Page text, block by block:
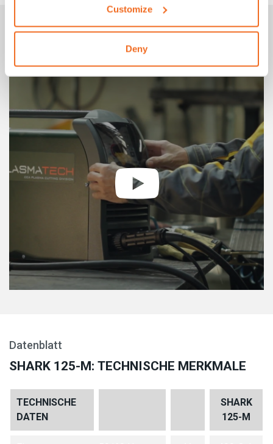
Customize
Deny
Bildergalerie
SHARK 125-M AT WORK
Datenblatt
SHARK 125-M: TECHNISCHE MERKMALE
TECHNISCHE
DATEN
SHARK
125-M